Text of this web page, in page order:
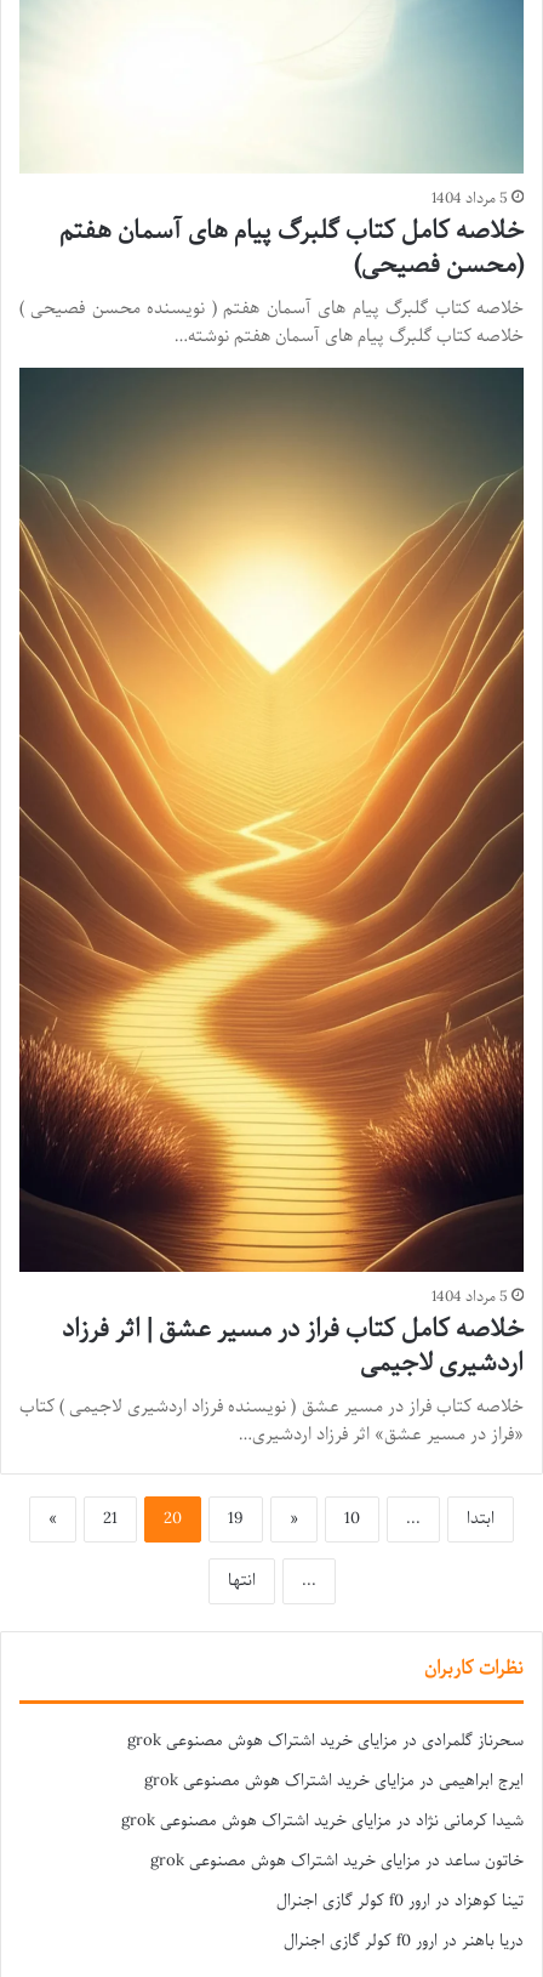
5 مرداد 1404
خلاصه کامل کتاب گلبرگ پیام های آسمان هفتم
(محسن فصیحی)
خلاصه کتاب گلبرگ پیام های آسمان هفتم ( نویسنده محسن فصیحی )
خلاصه کتاب گلبرگ پیام های آسمان هفتم نوشته…
5 مرداد 1404
خلاصه کامل کتاب فراز در مسیر عشق | اثر فرزاد
اردشیری لاجیمی
خلاصه کتاب فراز در مسیر عشق ( نویسنده فرزاد اردشیری لاجیمی ) کتاب
«فراز در مسیر عشق» اثر فرزاد اردشیری…
ابتدا ...
10
«
19
20
21
»
... انتها
نظرات کاربران
سحرناز گلمرادی در مزایای خرید اشتراک هوش مصنوعی grok
ایرج ابراهیمی در مزایای خرید اشتراک هوش مصنوعی grok
شیدا کرمانی نژاد در مزایای خرید اشتراک هوش مصنوعی grok
خاتون ساعد در مزایای خرید اشتراک هوش مصنوعی grok
تینا کوهزاد در ارور f0 کولر گازی اجنرال
دریا باهنر در ارور f0 کولر گازی اجنرال